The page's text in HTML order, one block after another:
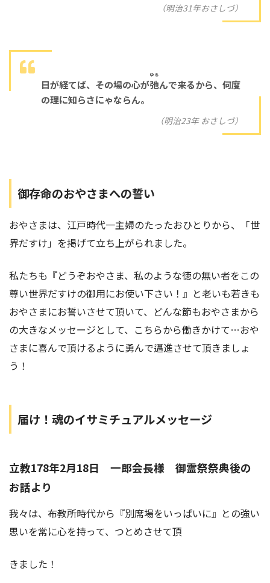
（明治31年おさしづ）
日が経てば、その場の心が弛
ゆる
んで来るから、何度
の理に知らさにゃならん。
（明治23年 おさしづ）
御存命のおやさまへの誓い
おやさまは、江戸時代一主婦のたったおひとりから、「世
界だすけ」を掲げて立ち上がられました。
私たちも『どうぞおやさま、私のような徳の無い者をこの
尊い世界だすけの御用にお使い下さい！』と老いも若きも
おやさまにお誓いさせて頂いて、どんな節もおやさまから
の大きなメッセージとして、こちらから働きかけて…おや
さまに喜んで頂けるように勇んで邁進させて頂きましょ
う！
届け！魂のイサミチュアルメッセージ
立教178年2月18日 一郎会長様 御霊祭祭典後の
お話より
我々は、布教所時代から『別席場をいっぱいに』との強い
思いを常に心を持って、つとめさせて頂
きました！